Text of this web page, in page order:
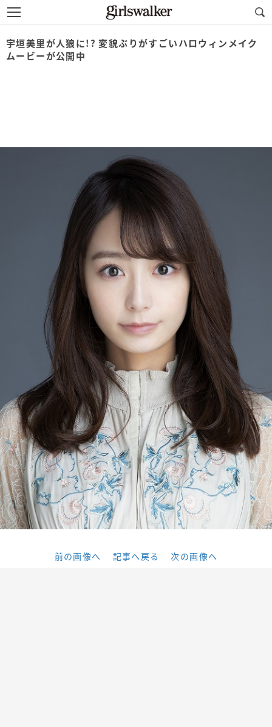
宇垣美里が人狼に!? 変貌ぶりがすごいハロウィンメイク
ムービーが公開中
前の画像へ 記事へ戻る 次の画像へ